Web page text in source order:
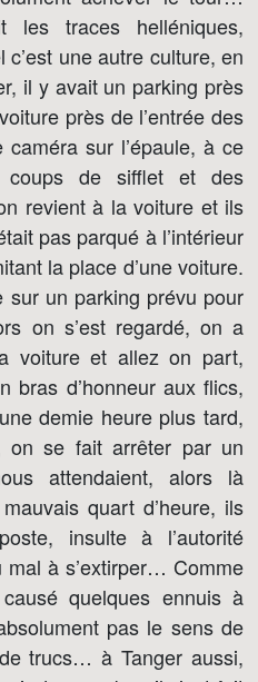
les traces helléniques,
une autre culture, en
il y avait un parking près
près de l’entrée des
sur l’épaule, à ce
de sifflet et des
revient à la voiture et ils
pas parqué à l’intérieur
la place d’une voiture.
sur un parking prévu pour
on s’est regardé, on a
voiture et allez on part,
bras d’honneur aux flics,
demie heure plus tard,
on se fait arrêter par un
attendaient, alors là
quart d’heure, ils
insulte à l’autorité
à s’extirper… Comme
quelques ennuis à
pas le sens de
trucs… à Tanger aussi,